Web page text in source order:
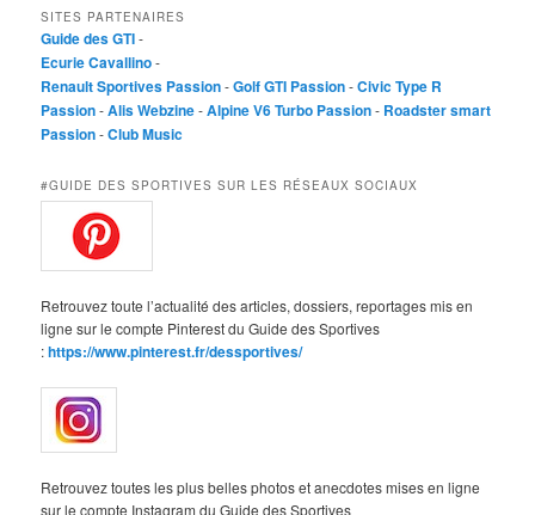
SITES PARTENAIRES
Guide des GTI-
Ecurie Cavallino-
Renault Sportives Passion-Golf GTI Passion-Civic Type R
Passion-Alis Webzine-Alpine V6 Turbo Passion- Roadster smart
Passion-Club Music
#GUIDE DES SPORTIVES SUR LES RÉSEAUX SOCIAUX
Retrouvez toute l’actualité des articles, dossiers, reportages mis en
ligne sur le compte Pinterest du Guide des Sportives
:https://www.pinterest.fr/dessportives/
Retrouvez toutes les plus belles photos et anecdotes mises en ligne
sur le compte Instagram du Guide des Sportives